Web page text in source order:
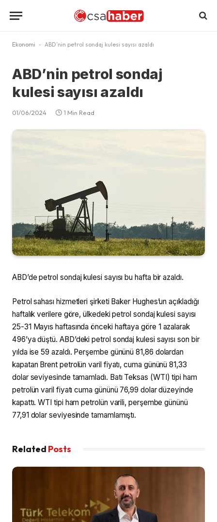
Ekonomi - ABD’nin petrol sondaj kulesi sayısı azaldı
ABD’nin petrol sondaj
kulesi sayısı azaldı
01/06/2024 1 Min Read
ABD’de petrol sondaj kulesi sayısı bu hafta bir azaldı.
Petrol sahası hizmetleri şirketi Baker Hughes’un açıkladığı
haftalık verilere göre, ülkedeki petrol sondaj kulesi sayısı
25-31 Mayıs haftasında önceki haftaya göre 1 azalarak
496’ya düştü. ABD’deki petrol sondaj kulesi sayısı son bir
yılda ise 59 azaldı. Perşembe gününü 81,86 dolardan
kapatan Brent petrolün varil fiyatı, cuma gününü 81,33
dolar seviyesinde tamamladı. Batı Teksas (WTI) tipi ham
petrolün varil fiyatı cuma gününü 76,99 dolar düzeyinde
kapattı. WTI tipi ham petrolün varili, perşembe gününü
77,91 dolar seviyesinde tamamlamıştı.
Related Posts